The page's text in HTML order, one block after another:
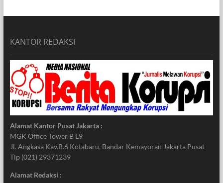
KANTOR REDAKSI
Alamat Kantor Pusat Jakarta :
MGK Office Tower B L9
Jl. Angkasa Kav.B.6 Kotabaru, Bandar Kemayoran Jakarta Pusat
Tlp (021) 29371239
Alamat Redaksi :